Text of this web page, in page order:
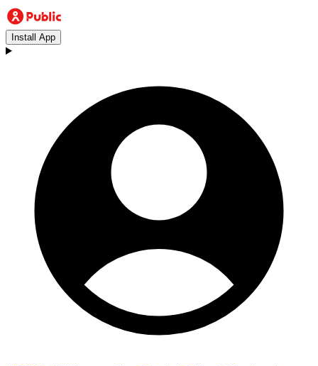
Install App